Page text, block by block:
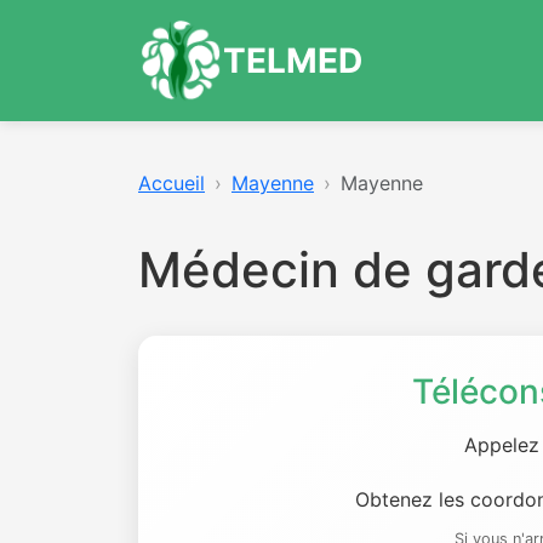
TELMED
Accueil Mayenne Mayenne
Médecin de
Obtenez les
Si vous